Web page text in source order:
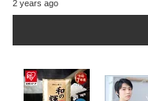
2 years ago